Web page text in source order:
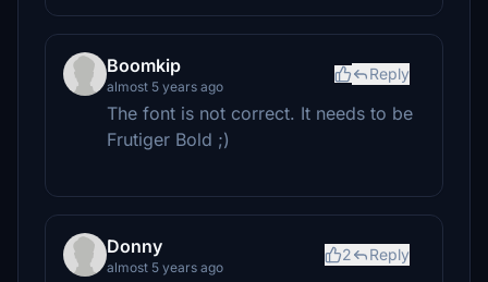
Boomkip
almost 5 years ago
Reply
The font is not correct. It needs to be
Frutiger Bold ;)
Donny
almost 5 years ago
2 Reply